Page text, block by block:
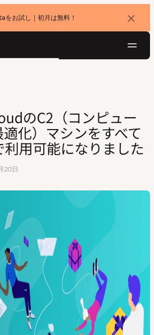
をお試し｜初月は無料！
バ
ナ
を
ョ
ン
コンピューティング最適化）マシンをすべての
のC2（コンピュー
化）マシンをすべて
利用可能になりました
20日